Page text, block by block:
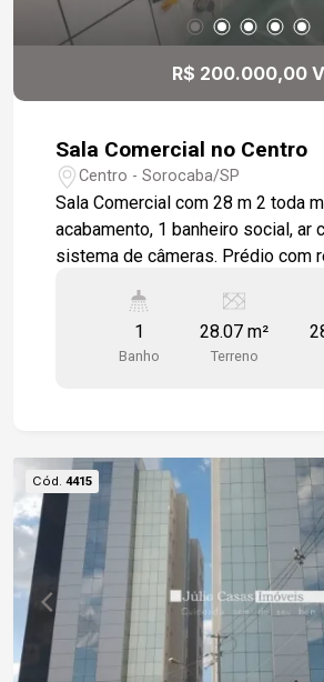
R$ 200.000,00 V
Sala Comercial no Centro
Centro - Sorocaba/SP
Sala Comercial com 28 m 2 toda
acabamento, 1 banheiro social, ar
sistema de câmeras. Prédio com recepção,
1
Banho
28.07 m²
Terreno
Cód. 4415